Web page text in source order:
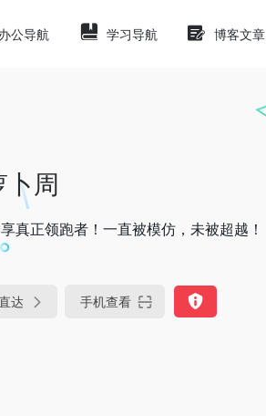
办公导航 学习导航 博客文章
卜周
真正领跑者！一直被模仿，未被超越！
达 手机查看